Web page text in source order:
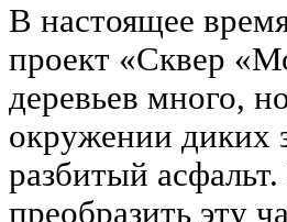
В настоящее
проект «Сквер
деревьев много,
окружении диких
разбитый
преобразить эту